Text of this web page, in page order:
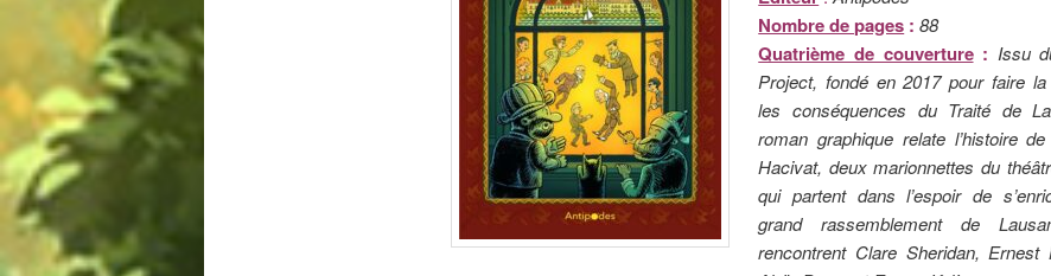
Nombre de pages : 88
Quatrième de couverture: Issu
Project, fondé en 2017 pour faire
les conséquences du Traité de
roman graphique relate l’histoire
Hacivat, deux marionnettes du
qui partent dans l’espoir de
grand rassemblement de
rencontrent Clare Sheridan, Ernest